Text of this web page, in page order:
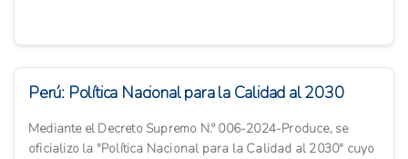
Perú: Política Nacional para la Calidad al 2030
Mediante el Decreto Supremo N.º 006-2024-Produce, se
oficializo la "Política Nacional para la Calidad al 2030" cuyo